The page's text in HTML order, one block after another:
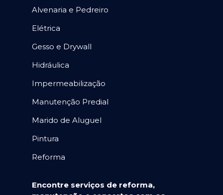
Alvenaria e Pedreiro
Elétrica
Gesso e Drywall
Hidráulica
Impermeabilização
Manutenção Predial
Marido de Aluguel
Pintura
Reforma
Encontre serviços de reforma,